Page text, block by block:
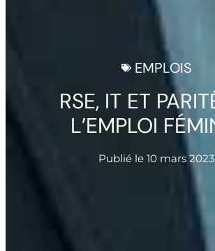
EMPLOIS
RSE, IT ET
L’EMPLOI
Publié le 10 mars 2023